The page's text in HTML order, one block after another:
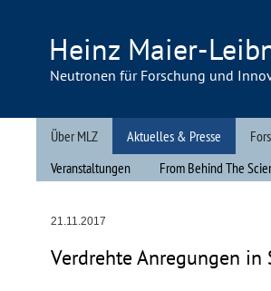
Heinz Maier-
Neutronen für Forschung und
Über MLZ
Aktuelles & Presse
Veranstaltungen
From Behind The
21.11.2017
Verdrehte Anregungen in